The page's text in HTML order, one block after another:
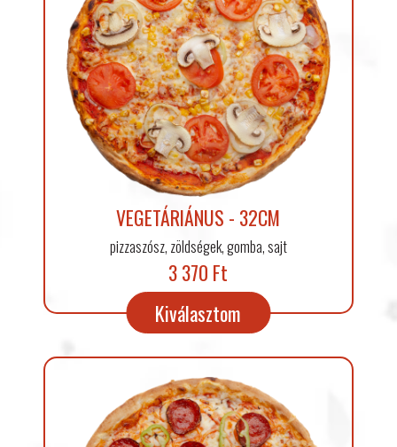
VEGETÁRIÁNUS - 32CM
pizzaszósz, zöldségek, gomba, sajt
3 370 Ft
Kiválasztom